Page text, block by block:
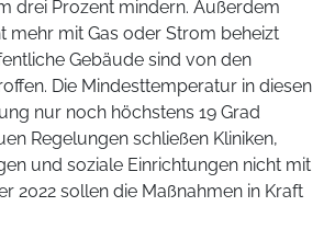
drei Prozent mindern. Außerdem
mehr mit Gas oder Strom beheizt
Gebäude sind von den
Die Mindesttemperatur in diesen
nur noch höchstens 19 Grad
Regelungen schließen Kliniken,
und soziale Einrichtungen nicht mit
2022 sollen die Maßnahmen in Kraft